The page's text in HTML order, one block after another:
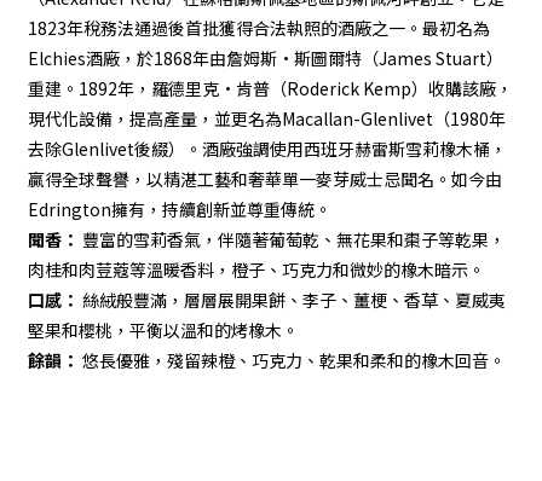
1823年稅務法通過後首批獲得合法執照的酒廠之一。最初名為
Elchies酒廠，於1868年由詹姆斯·斯圖爾特（James Stuart）
重建。1892年，羅德里克·肯普（Roderick Kemp）收購該廠，
現代化設備，提高產量，並更名為Macallan-Glenlivet（1980年
去除Glenlivet後綴）。酒廠強調使用西班牙赫雷斯雪莉橡木桶，
贏得全球聲譽，以精湛工藝和奢華單一麥芽威士忌聞名。如今由
Edrington擁有，持續創新並尊重傳統。
聞香： 豐富的雪莉香氣，伴隨著葡萄乾、無花果和棗子等乾果，
肉桂和肉荳蔻等溫暖香料，橙子、巧克力和微妙的橡木暗示。
口感： 絲絨般豐滿，層層展開果餅、李子、薑梗、香草、夏威夷
堅果和櫻桃，平衡以溫和的烤橡木。
餘韻： 悠長優雅，殘留辣橙、巧克力、乾果和柔和的橡木回音。